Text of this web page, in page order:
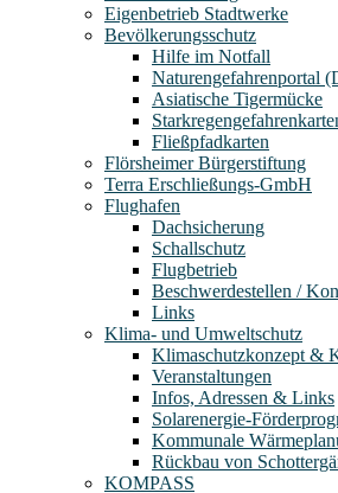
Eigenbetrieb Stadtwerke
Bevölkerungsschutz
Hilfe im Notfall
Naturengefahrenportal
Asiatische Tigermücke
Fließpfadkarten
Flörsheimer Bürgerstiftung
Terra Erschließungs-GmbH
Flughafen
Dachsicherung
Schallschutz
Flugbetrieb
Beschwerdestellen /
Links
Klima- und Umweltschutz
Klimaschutzkonzept &
Veranstaltungen
Infos, Adressen & Links
Solarenergie-
Kommunale
Rückbau von
KOMPASS